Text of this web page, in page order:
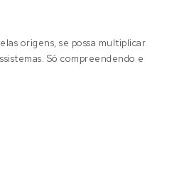
origens, se possa multiplicar
Só compreendendo e